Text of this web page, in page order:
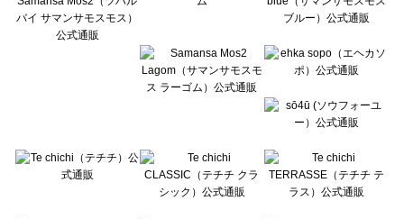
BETTY'S BLUE（べティーズブルー）の一覧
Wpc.（ワールドパーティー）の一覧